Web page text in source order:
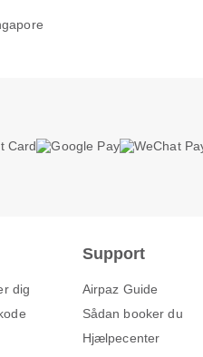
dig
Support
Airpaz Guide
Sådan booker du
Hjælpecenter